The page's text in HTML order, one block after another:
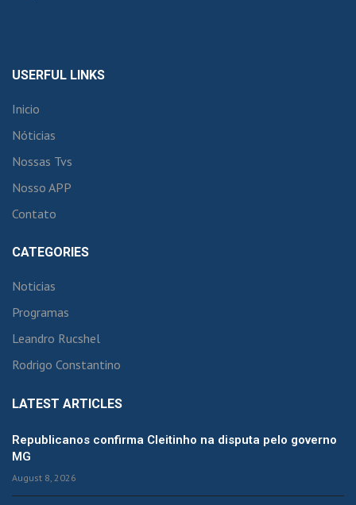
USERFUL LINKS
Inicio
Nóticias
Nossas Tvs
Nosso APP
Contato
CATEGORIES
Noticias
Programas
Leandro Rucshel
Rodrigo Constantino
LATEST ARTICLES
Republicanos confirma Cleitinho na disputa pelo governo
MG
August 8, 2026